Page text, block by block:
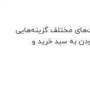
مختلف گزینه‌هایی
به سبد خرید و